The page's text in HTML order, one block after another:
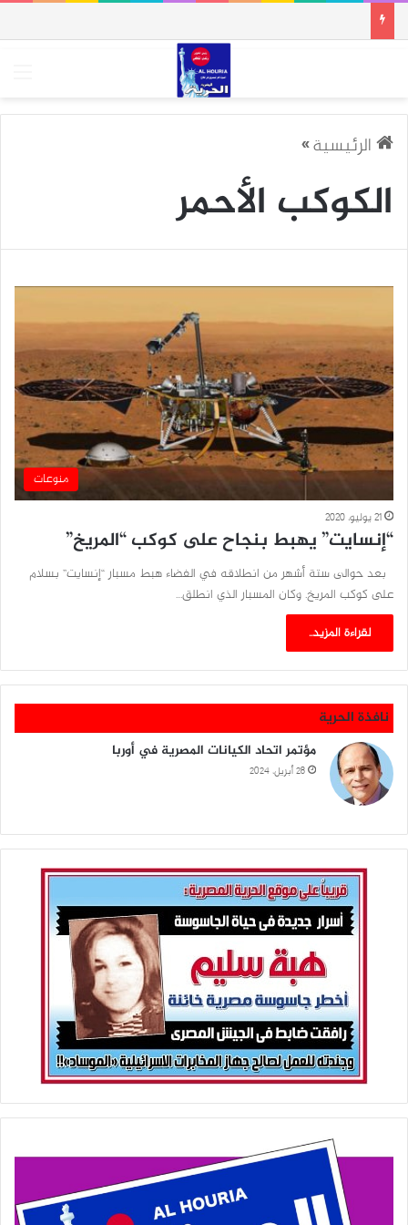
الرئيسية»
الكوكب الأحمر
منوعات
21 يوليو، 2020
“إنسايت” يهبط بنجاح على كوكب “المريخ”
بعد حوالى ستة أشهر من انطلاقه في الفضاء هبط مسبار “إنسايت” بسلام
على كوكب المريخ. وكان المسبار الذي انطلق…
لقراءة المزيد..
نافذة الحرية
مؤتمر اتحاد الكيانات المصرية في أوربا
28 أبريل، 2024